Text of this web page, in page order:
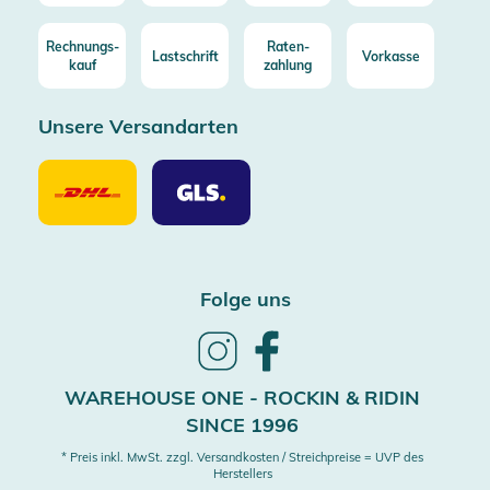
Rechnungs-
kauf
Lastschrift
Raten-
zahlung
Vorkasse
Unsere Versandarten
Unsere
Versandarten
DHL
Unsere
Versandarten
GLS
Folge uns
Follow
InstagramFacebook
WAREHOUSE ONE - ROCKIN & RIDIN
SINCE 1996
* Preis inkl. MwSt. zzgl. Versandkosten / Streichpreise = UVP des
Herstellers